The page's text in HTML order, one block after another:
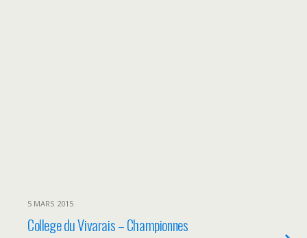
5 MARS 2015
College du Vivarais – Championnes